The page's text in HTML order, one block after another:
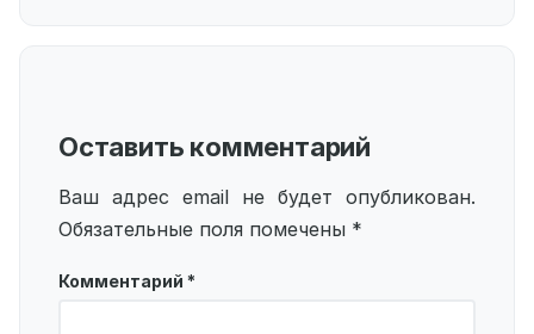
Оставить комментарий
Ваш адрес email не будет опубликован.
Обязательные поля помечены *
Комментарий *